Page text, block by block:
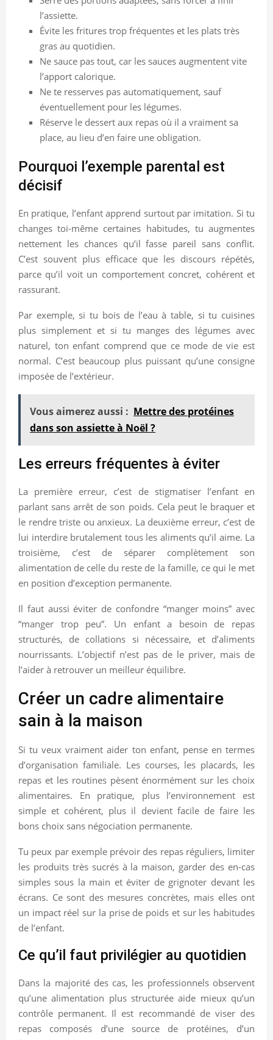
l’assiette.
Évite les fritures trop fréquentes et les plats très
gras au quotidien.
Ne sauce pas tout, car les sauces augmentent vite
l’apport calorique.
Ne te resserves pas automatiquement, sauf
éventuellement pour les légumes.
Réserve le dessert aux repas où il a vraiment sa
place, au lieu d’en faire une obligation.
Pourquoi l’exemple parental est
décisif
En pratique, l’enfant apprend surtout par imitation. Si tu
changes toi-même certaines habitudes, tu augmentes
nettement les chances qu’il fasse pareil sans conflit.
C’est souvent plus efficace que les discours répétés,
parce qu’il voit un comportement concret, cohérent et
rassurant.
Par exemple, si tu bois de l’eau à table, si tu cuisines
plus simplement et si tu manges des légumes avec
naturel, ton enfant comprend que ce mode de vie est
normal. C’est beaucoup plus puissant qu’une consigne
imposée de l’extérieur.
Vous aimerez aussi : Mettre des protéines
dans son assiette à Noël ?
Les erreurs fréquentes à éviter
La première erreur, c’est de stigmatiser l’enfant en
parlant sans arrêt de son poids. Cela peut le braquer et
le rendre triste ou anxieux. La deuxième erreur, c’est de
lui interdire brutalement tous les aliments qu’il aime. La
troisième, c’est de séparer complètement son
alimentation de celle du reste de la famille, ce qui le met
en position d’exception permanente.
Il faut aussi éviter de confondre “manger moins” avec
“manger trop peu”. Un enfant a besoin de repas
structurés, de collations si nécessaire, et d’aliments
nourrissants. L’objectif n’est pas de le priver, mais de
l’aider à retrouver un meilleur équilibre.
Créer un cadre alimentaire
sain à la maison
Si tu veux vraiment aider ton enfant, pense en termes
d’organisation familiale. Les courses, les placards, les
repas et les routines pèsent énormément sur les choix
alimentaires. En pratique, plus l’environnement est
simple et cohérent, plus il devient facile de faire les
bons choix sans négociation permanente.
Tu peux par exemple prévoir des repas réguliers, limiter
les produits très sucrés à la maison, garder des en-cas
simples sous la main et éviter de grignoter devant les
écrans. Ce sont des mesures concrètes, mais elles ont
un impact réel sur la prise de poids et sur les habitudes
de l’enfant.
Ce qu’il faut privilégier au quotidien
Dans la majorité des cas, les professionnels observent
qu’une alimentation plus structurée aide mieux qu’un
contrôle permanent. Il est recommandé de viser des
repas composés d’une source de protéines, d’un